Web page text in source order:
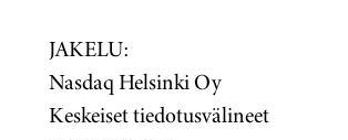
JAKELU:
Nasdaq Helsinki Oy
Keskeiset tiedotusvälineet